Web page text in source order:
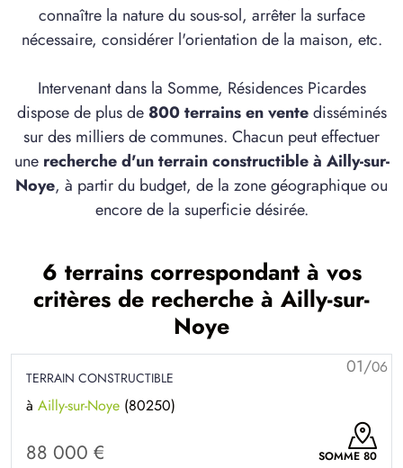
connaître la nature du sous-sol, arrêter la surface
nécessaire, considérer l'orientation de la maison, etc.
Intervenant dans la Somme, Résidences Picardes
dispose de plus de 800 terrains en ventedisséminés
sur des milliers de communes. Chacun peut effectuer
une recherche d'un terrain constructible à Ailly-sur-
Noye, à partir du budget, de la zone géographique ou
encore de la superficie désirée.
6 terrains correspondant à vos
critères de recherche à Ailly-sur-
Noye
01/06
TERRAIN CONSTRUCTIBLE
à Ailly-sur-Noye (80250)
88 000 € SOMME 80